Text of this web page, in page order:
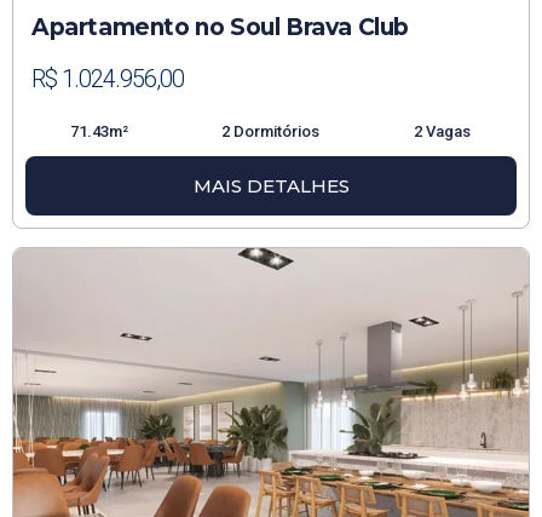
Apartamento no Soul Brava Club
R$ 1.024.956,00
71.43m² 2 Dormitórios 2 Vagas
MAIS DETALHES